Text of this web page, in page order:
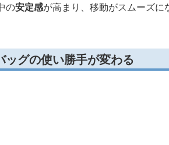
の安定感が高まり、移動がスムーズに
グの使い勝手が変わる